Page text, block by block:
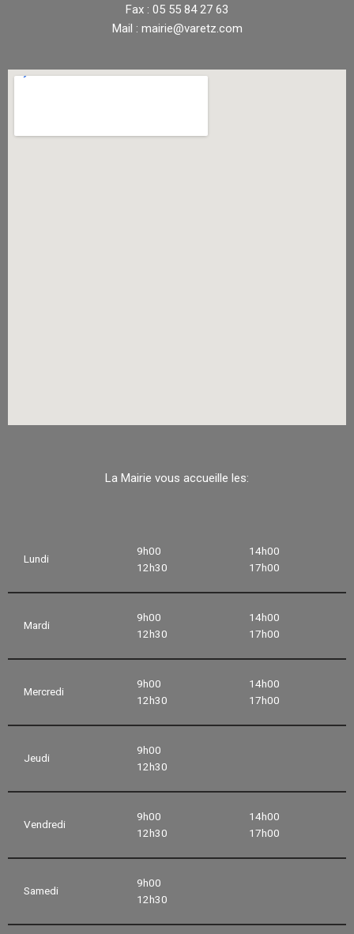
Fax : 05 55 84 27 63
Mail : mairie@varetz.com
La Mairie vous accueille les:
Lundi
9h00
12h30
14h00
17h00
Mardi
9h00
12h30
14h00
17h00
Mercredi
9h00
12h30
14h00
17h00
Jeudi
9h00
12h30
Vendredi
9h00
12h30
14h00
17h00
Samedi
9h00
12h30